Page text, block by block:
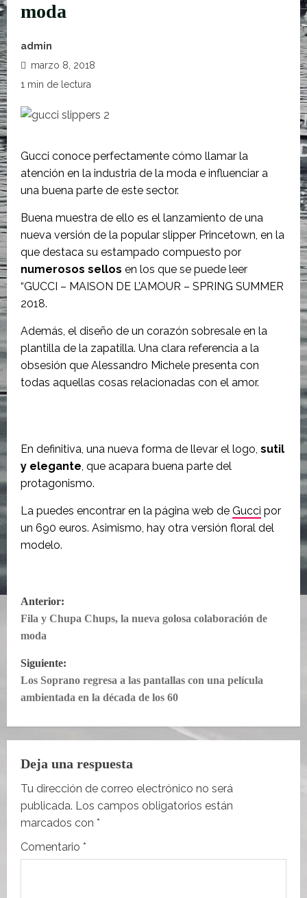
moda
admin
marzo 8, 2018
1 min de lectura
Gucci conoce perfectamente cómo llamar la
atención en la industria de la moda e influenciar a
una buena parte de este sector.
Buena muestra de ello es el lanzamiento de una
nueva versión de la popular slipper Princetown, en la
que destaca su estampado compuesto por
numerosos sellos en los que se puede leer
“GUCCI – MAISON DE L’AMOUR – SPRING SUMMER
2018.
Además, el diseño de un corazón sobresale en la
plantilla de la zapatilla. Una clara referencia a la
obsesión que Alessandro Michele presenta con
todas aquellas cosas relacionadas con el amor.
En definitiva, una nueva forma de llevar el logo, sutil
y elegante, que acapara buena parte del
protagonismo.
La puedes encontrar en la página web de Gucci por
un 690 euros. Asimismo, hay otra versión floral del
modelo.
N
a
v
e
a
c
i
ó
n
Anterior:
Fila y Chupa Chups, la nueva golosa colaboración de
moda
Siguiente:
Los Soprano regresa a las pantallas con una película
ambientada en la década de los 60
Deja una respuesta
Tu dirección de correo electrónico no será
publicada. Los campos obligatorios están
marcados con *
Comentario *